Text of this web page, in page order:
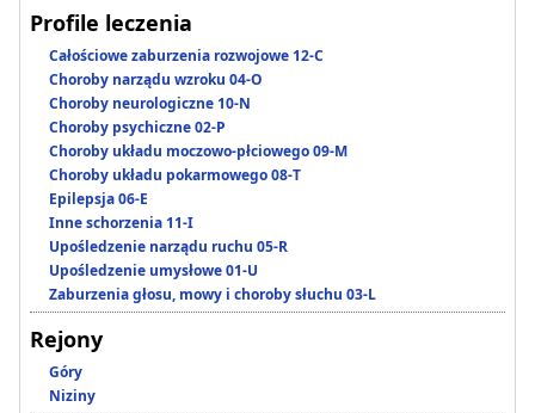
Profile leczenia
Całościowe zaburzenia rozwojowe 12-C
Choroby narządu wzroku 04-O
Choroby neurologiczne 10-N
Choroby psychiczne 02-P
Choroby układu moczowo-płciowego 09-M
Choroby układu pokarmowego 08-T
Epilepsja 06-E
Inne schorzenia 11-I
Upośledzenie narządu ruchu 05-R
Upośledzenie umysłowe 01-U
Zaburzenia głosu, mowy i choroby słuchu 03-L
Rejony
Góry
Niziny